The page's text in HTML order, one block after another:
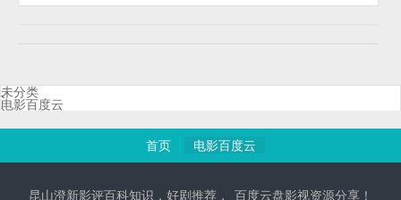
未分类
电影百度云
首页 电影百度云
昆山澄新影评百科知识，好剧推荐，_百度云盘影视资源分享！